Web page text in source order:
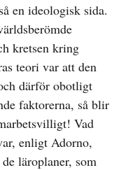
en ideologisk sida.
kretsen kring
teori var att den
därför obotligt
faktorerna, så blir
Vad
enligt Adorno,
läroplaner, som